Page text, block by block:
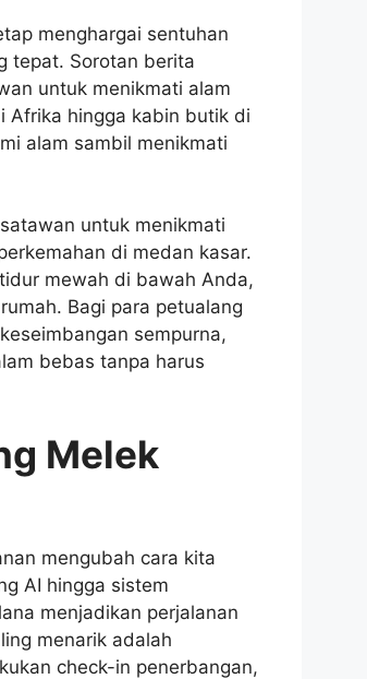
menghargai sentuhan
tepat. Sorotan berita
untuk menikmati alam
Afrika hingga kabin butik di
alam sambil menikmati
untuk menikmati
di medan kasar.
mewah di bawah Anda,
Bagi para petualang
sempurna,
bebas tanpa harus
Melek
mengubah cara kita
AI hingga sistem
menjadikan perjalanan
menarik adalah
check-in penerbangan,